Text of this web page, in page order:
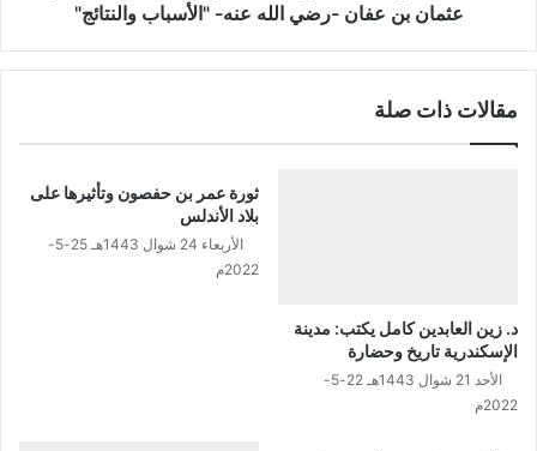
عنه-
عثمان بن عفان -رضي الله عنه- "الأسباب والنتائج"
مقالات ذات صلة
د. زين العابدين كامل يكتب: مدينة
الإسكندرية تاريخ وحضارة
الأحد 21 شوال 1443هـ 22-5-
2022م
ثورة عمر بن حفصون وتأثيرها على
بلاد الأندلس
الأربعاء 24 شوال 1443هـ 25-5-
2022م